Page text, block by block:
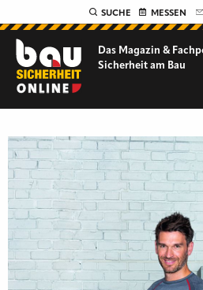
SUCHE MESSEN
Das Magazin &
Sicherheit am Bau